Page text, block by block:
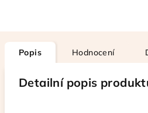
Popis Hodnocení
Detailní popis